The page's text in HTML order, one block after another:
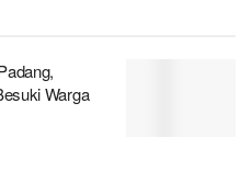
Warga